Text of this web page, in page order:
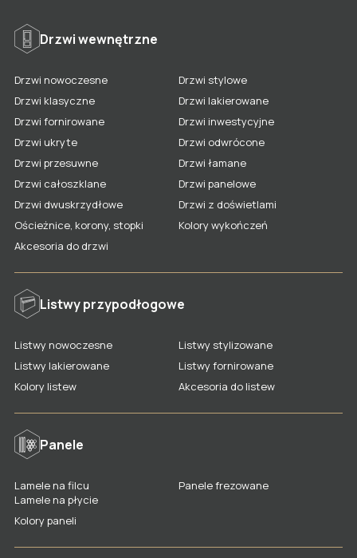
Drzwi lakierowane
Drzwi fornirowane
Drzwi nowoczesne
Drzwi stylowe
Drzwi klasyczne
Drzwi ukryte
Drzwi odwrócone
Drzwi łamane
Drzwi całoszklane
Drzwi panelowe
Drzwi dwuskrzydłowe
Kolory wykończeń drzwi
Rodzaje i kolory szkła
Akcesoria do drzwi
Gdzie kupić drzwi LAGRUS?
Listwy fornirowane
Listwy stylizowane
Kolory listew
Akcesoria dla listew
Gdzie kupić listwy LAGRUS?
Lamele na filcu
Kolory paneli
Gdzie kupić panele LAGRUS?
Drzwi wewnętrzne
Drzwi nowoczesne
Drzwi stylowe
Drzwi klasyczne
Drzwi lakierowane
Drzwi fornirowane
Drzwi inwestycyjne
Drzwi ukryte
Drzwi odwrócone
Drzwi przesuwne
Drzwi łamane
Drzwi całoszklane
Drzwi panelowe
Drzwi dwuskrzydłowe
Drzwi z doświetlami
Ościeżnice, korony, stopki
Kolory wykończeń
Akcesoria do drzwi
Listwy przypodłogowe
Listwy nowoczesne
Listwy stylizowane
Listwy lakierowane
Listwy fornirowane
Kolory listew
Akcesoria do listew
Panele
Lamele na filcu
Lamele na płycie
Panele frezowane
Kolory paneli